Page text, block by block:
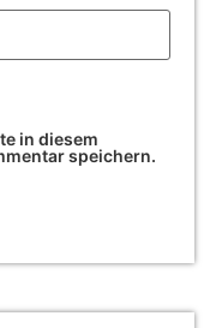
in diesem
speichern.